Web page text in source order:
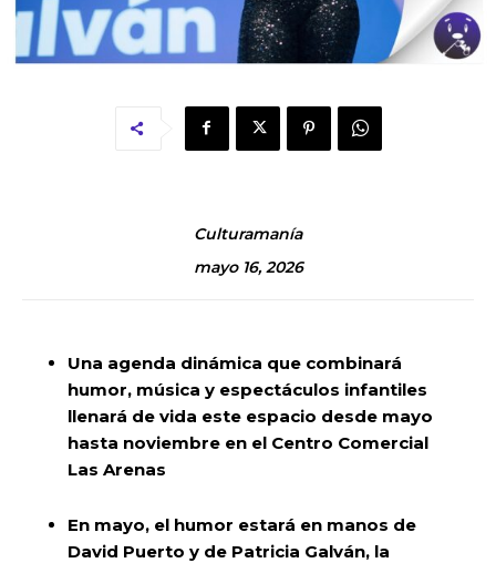
Culturamanía
mayo 16, 2026
Una agenda dinámica que combinará
humor, música y espectáculos infantiles
llenará de vida este espacio desde mayo
hasta noviembre en el Centro Comercial
Las Arenas
En mayo, el humor estará en manos de
David Puerto y de Patricia Galván, la